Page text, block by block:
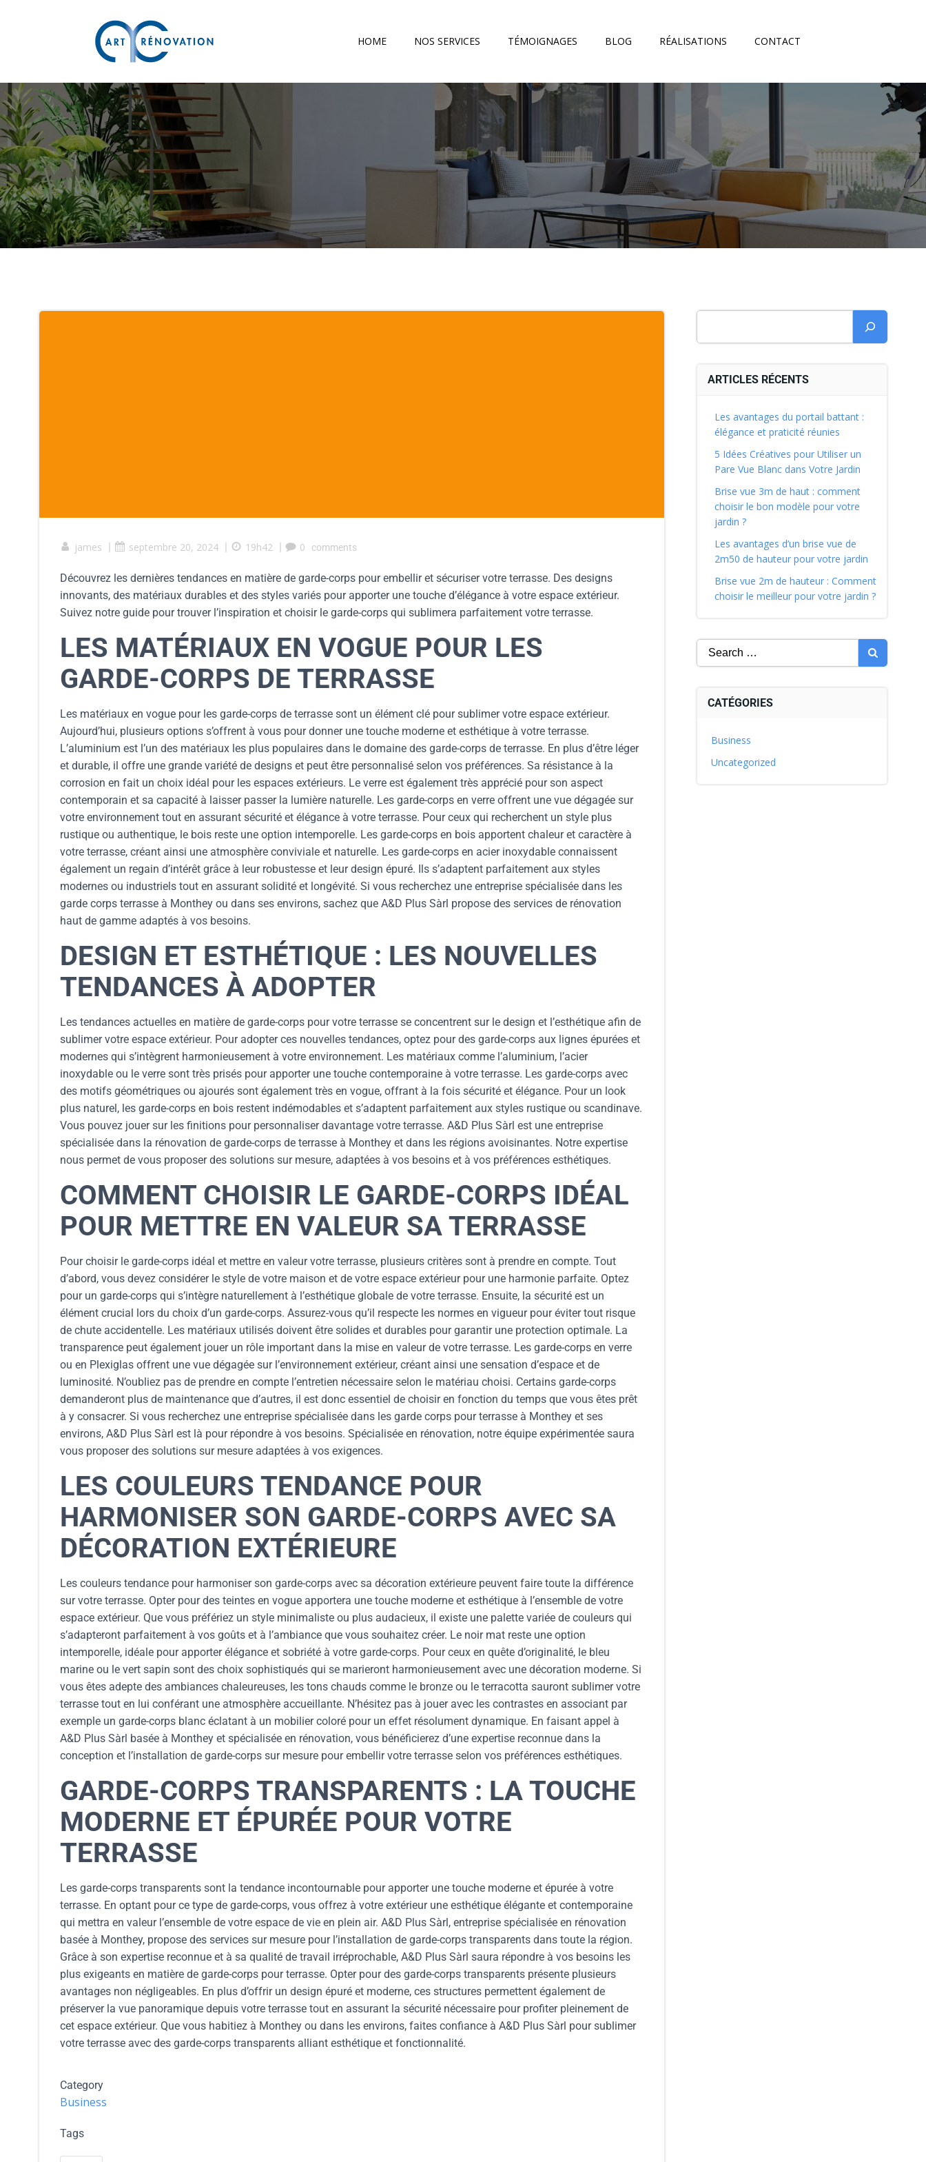
HOME NOS SERVICES TÉMOIGNAGES BLOG RÉALISATIONS CONTACT
james | septembre 20, 2024 | 19h42 | 0 comments
Découvrez les dernières tendances en matière de garde-corps pour embellir et sécuriser votre terrasse. Des designs
innovants, des matériaux durables et des styles variés pour apporter une touche d’élégance à votre espace extérieur.
Suivez notre guide pour trouver l’inspiration et choisir le garde-corps qui sublimera parfaitement votre terrasse.
LES MATÉRIAUX EN VOGUE POUR LES
GARDE-CORPS DE TERRASSE
Les matériaux en vogue pour les garde-corps de terrasse sont un élément clé pour sublimer votre espace extérieur.
Aujourd’hui, plusieurs options s’offrent à vous pour donner une touche moderne et esthétique à votre terrasse.
L’aluminium est l’un des matériaux les plus populaires dans le domaine des garde-corps de terrasse. En plus d’être léger
et durable, il offre une grande variété de designs et peut être personnalisé selon vos préférences. Sa résistance à la
corrosion en fait un choix idéal pour les espaces extérieurs. Le verre est également très apprécié pour son aspect
contemporain et sa capacité à laisser passer la lumière naturelle. Les garde-corps en verre offrent une vue dégagée sur
votre environnement tout en assurant sécurité et élégance à votre terrasse. Pour ceux qui recherchent un style plus
rustique ou authentique, le bois reste une option intemporelle. Les garde-corps en bois apportent chaleur et caractère à
votre terrasse, créant ainsi une atmosphère conviviale et naturelle. Les garde-corps en acier inoxydable connaissent
également un regain d’intérêt grâce à leur robustesse et leur design épuré. Ils s’adaptent parfaitement aux styles
modernes ou industriels tout en assurant solidité et longévité. Si vous recherchez une entreprise spécialisée dans les
garde corps terrasse à Monthey ou dans ses environs, sachez que A&D Plus Sàrl propose des services de rénovation
haut de gamme adaptés à vos besoins.
DESIGN ET ESTHÉTIQUE : LES NOUVELLES
TENDANCES À ADOPTER
Les tendances actuelles en matière de garde-corps pour votre terrasse se concentrent sur le design et l’esthétique afin de
sublimer votre espace extérieur. Pour adopter ces nouvelles tendances, optez pour des garde-corps aux lignes épurées et
modernes qui s’intègrent harmonieusement à votre environnement. Les matériaux comme l’aluminium, l’acier
inoxydable ou le verre sont très prisés pour apporter une touche contemporaine à votre terrasse. Les garde-corps avec
des motifs géométriques ou ajourés sont également très en vogue, offrant à la fois sécurité et élégance. Pour un look
plus naturel, les garde-corps en bois restent indémodables et s’adaptent parfaitement aux styles rustique ou scandinave.
Vous pouvez jouer sur les finitions pour personnaliser davantage votre terrasse. A&D Plus Sàrl est une entreprise
spécialisée dans la rénovation de garde-corps de terrasse à Monthey et dans les régions avoisinantes. Notre expertise
nous permet de vous proposer des solutions sur mesure, adaptées à vos besoins et à vos préférences esthétiques.
COMMENT CHOISIR LE GARDE-CORPS IDÉAL
POUR METTRE EN VALEUR SA TERRASSE
Pour choisir le garde-corps idéal et mettre en valeur votre terrasse, plusieurs critères sont à prendre en compte. Tout
d’abord, vous devez considérer le style de votre maison et de votre espace extérieur pour une harmonie parfaite. Optez
pour un garde-corps qui s’intègre naturellement à l’esthétique globale de votre terrasse. Ensuite, la sécurité est un
élément crucial lors du choix d’un garde-corps. Assurez-vous qu’il respecte les normes en vigueur pour éviter tout risque
de chute accidentelle. Les matériaux utilisés doivent être solides et durables pour garantir une protection optimale. La
transparence peut également jouer un rôle important dans la mise en valeur de votre terrasse. Les garde-corps en verre
ou en Plexiglas offrent une vue dégagée sur l’environnement extérieur, créant ainsi une sensation d’espace et de
luminosité. N’oubliez pas de prendre en compte l’entretien nécessaire selon le matériau choisi. Certains garde-corps
demanderont plus de maintenance que d’autres, il est donc essentiel de choisir en fonction du temps que vous êtes prêt
à y consacrer. Si vous recherchez une entreprise spécialisée dans les garde corps pour terrasse à Monthey et ses
environs, A&D Plus Sàrl est là pour répondre à vos besoins. Spécialisée en rénovation, notre équipe expérimentée saura
vous proposer des solutions sur mesure adaptées à vos exigences.
LES COULEURS TENDANCE POUR
HARMONISER SON GARDE-CORPS AVEC SA
DÉCORATION EXTÉRIEURE
Les couleurs tendance pour harmoniser son garde-corps avec sa décoration extérieure peuvent faire toute la différence
sur votre terrasse. Opter pour des teintes en vogue apportera une touche moderne et esthétique à l’ensemble de votre
espace extérieur. Que vous préfériez un style minimaliste ou plus audacieux, il existe une palette variée de couleurs qui
s’adapteront parfaitement à vos goûts et à l’ambiance que vous souhaitez créer. Le noir mat reste une option
intemporelle, idéale pour apporter élégance et sobriété à votre garde-corps. Pour ceux en quête d’originalité, le bleu
marine ou le vert sapin sont des choix sophistiqués qui se marieront harmonieusement avec une décoration moderne. Si
vous êtes adepte des ambiances chaleureuses, les tons chauds comme le bronze ou le terracotta sauront sublimer votre
terrasse tout en lui conférant une atmosphère accueillante. N’hésitez pas à jouer avec les contrastes en associant par
exemple un garde-corps blanc éclatant à un mobilier coloré pour un effet résolument dynamique. En faisant appel à
A&D Plus Sàrl basée à Monthey et spécialisée en rénovation, vous bénéficierez d’une expertise reconnue dans la
conception et l’installation de garde-corps sur mesure pour embellir votre terrasse selon vos préférences esthétiques.
GARDE-CORPS TRANSPARENTS : LA TOUCHE
MODERNE ET ÉPURÉE POUR VOTRE
TERRASSE
Les garde-corps transparents sont la tendance incontournable pour apporter une touche moderne et épurée à votre
terrasse. En optant pour ce type de garde-corps, vous offrez à votre extérieur une esthétique élégante et contemporaine
qui mettra en valeur l’ensemble de votre espace de vie en plein air. A&D Plus Sàrl, entreprise spécialisée en rénovation
basée à Monthey, propose des services sur mesure pour l’installation de garde-corps transparents dans toute la région.
Grâce à son expertise reconnue et à sa qualité de travail irréprochable, A&D Plus Sàrl saura répondre à vos besoins les
plus exigeants en matière de garde-corps pour terrasse. Opter pour des garde-corps transparents présente plusieurs
avantages non négligeables. En plus d’offrir un design épuré et moderne, ces structures permettent également de
préserver la vue panoramique depuis votre terrasse tout en assurant la sécurité nécessaire pour profiter pleinement de
cet espace extérieur. Que vous habitiez à Monthey ou dans les environs, faites confiance à A&D Plus Sàrl pour sublimer
votre terrasse avec des garde-corps transparents alliant esthétique et fonctionnalité.
Category
Business
Tags
ARTICLES RÉCENTS
Les avantages du portail battant :
élégance et praticité réunies
5 Idées Créatives pour Utiliser un
Pare Vue Blanc dans Votre Jardin
Brise vue 3m de haut : comment
choisir le bon modèle pour votre
jardin ?
Les avantages d’un brise vue de
2m50 de hauteur pour votre jardin
Brise vue 2m de hauteur : Comment
choisir le meilleur pour votre jardin ?
CATÉGORIES
Business
Uncategorized